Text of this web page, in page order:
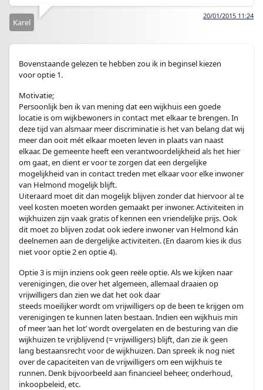
20/01/2015 11:24
Karel
Bovenstaande gelezen te hebben zou ik in beginsel kiezen
voor optie 1.
Motivatie;
Persoonlijk ben ik van mening dat een wijkhuis een goede
locatie is om wijkbewoners in contact met elkaar te brengen. In
deze tijd van alsmaar meer discriminatie is het van belang dat wij
meer dan ooit mét elkaar moeten leven in plaats van naast
elkaar. De gemeente heeft een verantwoordelijkheid als het hier
om gaat, en dient er voor te zorgen dat een dergelijke
mogelijkheid van in contact treden met elkaar voor elke inwoner
van Helmond mogelijk blijft.
Uiteraard moet dit dan mogelijk blijven zonder dat hiervoor al te
veel kosten moeten worden gemaakt per inwoner. Activiteiten in
wijkhuizen zijn vaak gratis of kennen een vriendelijke prijs. Ook
dit moet zo blijven zodat ook iedere inwoner van Helmond kán
deelnemen aan de dergelijke activiteiten. (En daarom kies ik dus
niet voor optie 2 en optie 4).
Optie 3 is mijn inziens ook geen reële optie. Als we kijken naar
verenigingen, die over het algemeen, allemaal draaien op
vrijwilligers dan zien we dat het ook daar
steeds moeilijker wordt om vrijwilligers op de been te krijgen om
verenigingen te kunnen laten bestaan. Indien een wijkhuis min
of meer ‘aan het lot’ wordt overgelaten en de besturing van die
wijkhuizen te vrijblijvend (= vrijwilligers) blijft, dan zie ik geen
lang bestaansrecht voor de wijkhuizen. Dan spreek ik nog niet
over de capaciteiten van de vrijwilligers om een wijkhuis te
runnen. Denk bijvoorbeeld aan financieel beheer, onderhoud,
inkoopbeleid, etc.